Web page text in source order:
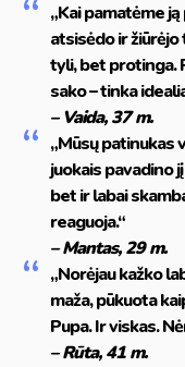
„Kai pamatėme
atsisėdo ir žiūrėjo
tyli, bet protinga.
sako – tinka
– Vaida, 37 m.
„Mūsų patinukas
juokais pavadino
bet ir labai
reaguoja.“
– Mantas, 29 m.
„Norėjau kažko
maža, pūkuota
Pupa. Ir viskas.
– Rūta, 41 m.